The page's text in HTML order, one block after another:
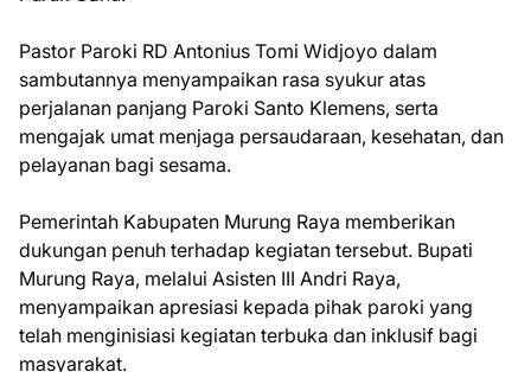
Pastor Paroki RD Antonius Tomi Widjoyo dalam
sambutannya menyampaikan rasa syukur atas
perjalanan panjang Paroki Santo Klemens, serta
mengajak umat menjaga persaudaraan, kesehatan, dan
pelayanan bagi sesama.
Pemerintah Kabupaten Murung Raya memberikan
dukungan penuh terhadap kegiatan tersebut. Bupati
Murung Raya, melalui Asisten III Andri Raya,
menyampaikan apresiasi kepada pihak paroki yang
telah menginisiasi kegiatan terbuka dan inklusif bagi
masyarakat.